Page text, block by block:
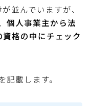
並んでいますが、
個人事業主から法
資格の中にチェック
記載します。